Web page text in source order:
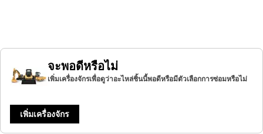
จะพอดีหรือไม่
เพิ่มเครื่องจักรเพื่อดูว่าอะไหล่ชิ้นนี้พอดีหรือมีตัวเลือกการซ่อมหรือไม่
เพิ่มเครื่องจักร